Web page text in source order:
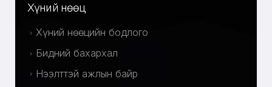
Хүний нөөц
Хүний нөөцийн бодлого
Бидний бахархал
Нээлттэй ажлын байр